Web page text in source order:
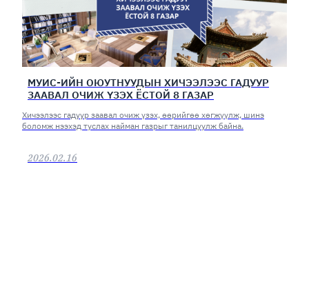
МУИС-ИЙН ОЮУТНУУДЫН ХИЧЭЭЛЭЭС ГАДУУР
ЗААВАЛ ОЧИЖ ҮЗЭХ ЁСТОЙ 8 ГАЗАР
Хичээлээс гадуур заавал очиж үзэх, өөрийгөө хөгжүүлж, шинэ
боломж нээхэд туслах найман газрыг танилцуулж байна.
2026.02.16